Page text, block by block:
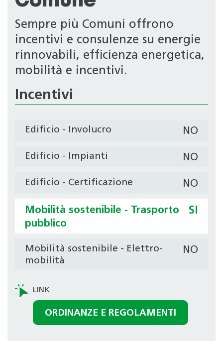
Sempre più Comuni offrono
incentivi e consulenze su energie
rinnovabili, efficienza energetica,
mobilità e incentivi.
Incentivi
Edificio - Involucro NO
Edificio - Impianti NO
Edificio - Certificazione NO
Mobilità sostenibile - Trasporto
pubblico
SI
Mobilità sostenibile - Elettro-
mobilità
NO
ORDINANZE E REGOLAMENTI